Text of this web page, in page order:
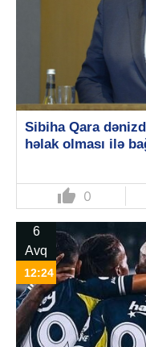
Sibiha Qara
həlak olması ilə
thumb_up 0
6
Avq
12:24